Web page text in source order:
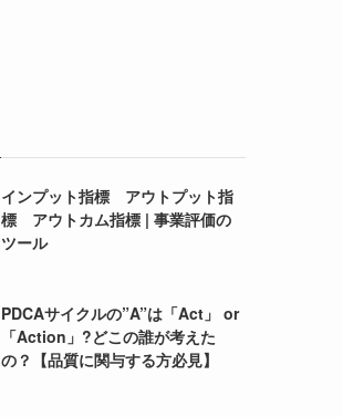
インプット指標 アウトプット指
標 アウトカム指標 | 事業評価の
ツール
PDCAサイクルの”A”は「Act」 or
「Action」?どこの誰が考えた
の？【品質に関与する方必見】